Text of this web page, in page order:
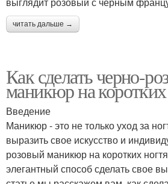
читать дальше →
Как сделать черно-
маникюр на
Введение
Маникюр - это не только уход за
выразить свое искусство и
розовый маникюр на коротких
элегантный способ сделать свое